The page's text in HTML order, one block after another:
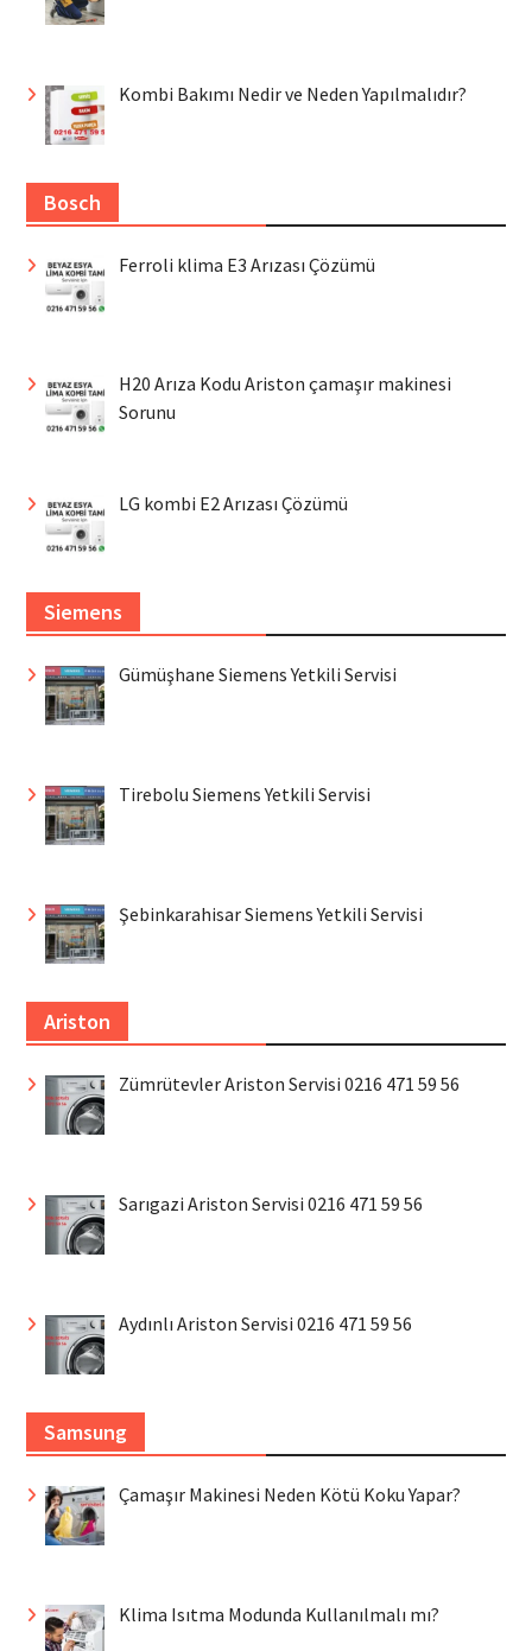
Kombi Bakımı Nedir ve Neden Yapılmalıdır?
Bosch
Ferroli klima E3 Arızası Çözümü
H20 Arıza Kodu Ariston çamaşır makinesi
Sorunu
LG kombi E2 Arızası Çözümü
Siemens
Gümüşhane Siemens Yetkili Servisi
Tirebolu Siemens Yetkili Servisi
Şebinkarahisar Siemens Yetkili Servisi
Ariston
Zümrütevler Ariston Servisi 0216 471 59 56
Sarıgazi Ariston Servisi 0216 471 59 56
Aydınlı Ariston Servisi 0216 471 59 56
Samsung
Çamaşır Makinesi Neden Kötü Koku Yapar?
Klima Isıtma Modunda Kullanılmalı mı?